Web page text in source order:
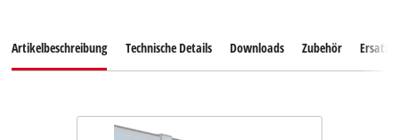
Artikelbeschreibung Technische Details Downloads Zubehör